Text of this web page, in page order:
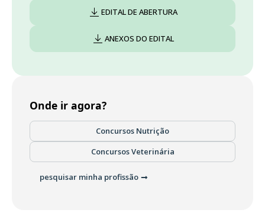
EDITAL DE ABERTURA
ANEXOS DO EDITAL
Onde ir agora?
Concursos Nutrição
Concursos Veterinária
pesquisar minha profissão